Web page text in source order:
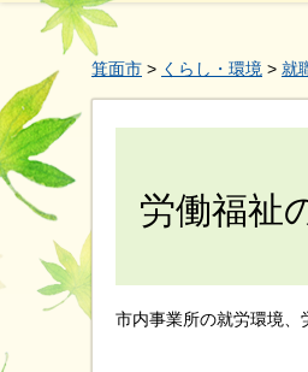
箕面市 > くらし・環境 > 就
労働福祉
市内事業所の就労環境、